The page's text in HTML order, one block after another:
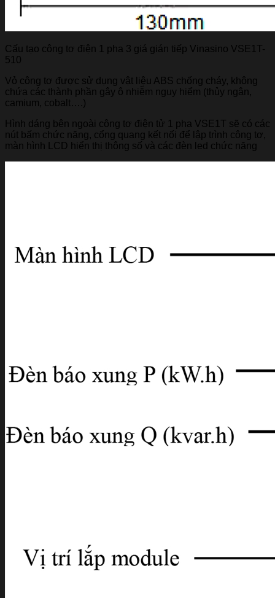
Cấu tạo công tơ điện 1 pha 3 giá gián tiếp Vinasino VSE1T-
510
Vỏ công tơ được sử dụng vật liệu ABS chống cháy, không
chứa các thành phần gây ô nhiễm nguy hiểm (thủy ngân,
camium, cobalt….)
Hình dáng bên ngoài công tơ điện tử 1 pha VSE1T sẽ có các
nút bấm chức năng, cổng quang kết nối để lập trình công tơ,
màn hình LCD hiển thị thông số và các đèn led chức năng